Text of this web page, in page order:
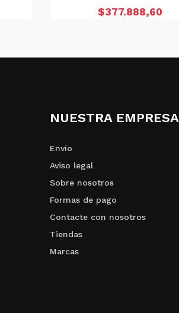
Precio
$377.888,60
NUESTRA EMPRESA
Envío
Aviso legal
Sobre nosotros
Formas de pago
Contacte con nosotros
Tiendas
Marcas